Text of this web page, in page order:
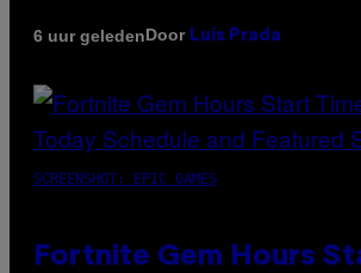
6 uur geledenDoor Luis Prada
SCREENSHOT: EPIC GAMES
Fortnite Gem Hours